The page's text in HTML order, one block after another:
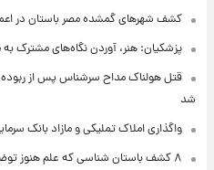
کشف شهرهای گمشده مصر باستان در
پزشکیان: هنر، آوردن نگاه‌های مشترک
قتل هولناک مداح سرشناس پس از ربوده
شد
واگذاری املاک تملیکی و مازاد بانک
۸ کشف باستان شناسی که علم هنوز توضیحی برای آنها ندارد+ تصاویر